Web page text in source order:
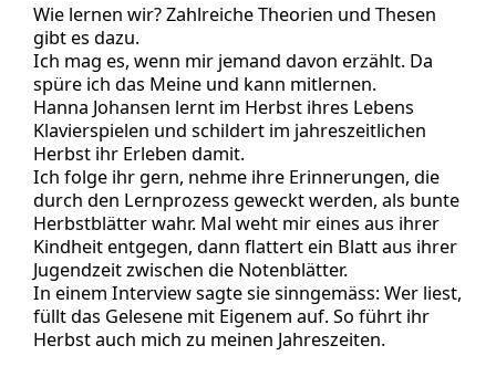
Wie lernen wir? Zahlreiche Theorien und Thesen
gibt es dazu.
Ich mag es, wenn mir jemand davon erzählt. Da
spüre ich das Meine und kann mitlernen.
Hanna Johansen lernt im Herbst ihres Lebens
Klavierspielen und schildert im jahreszeitlichen
Herbst ihr Erleben damit.
Ich folge ihr gern, nehme ihre Erinnerungen, die
durch den Lernprozess geweckt werden, als bunte
Herbstblätter wahr. Mal weht mir eines aus ihrer
Kindheit entgegen, dann flattert ein Blatt aus ihrer
Jugendzeit zwischen die Notenblätter.
In einem Interview sagte sie sinngemäss: Wer liest,
füllt das Gelesene mit Eigenem auf. So führt ihr
Herbst auch mich zu meinen Jahreszeiten.